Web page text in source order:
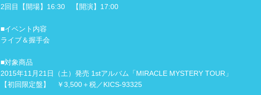
2回目【開場】16:30 【開演】17:00
■イベント内容
ライブ＆握手会
■対象商品
2015年11月21日（土）発売 1stアルバム「MIRACLE MYSTERY TOUR」
【初回限定盤】 ￥3,500＋税／KICS-93325